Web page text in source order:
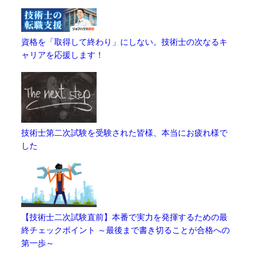
資格を「取得して終わり」にしない。技術士の次なるキ
ャリアを応援します！
技術士第二次試験を受験された皆様、本当にお疲れ様で
した
【技術士二次試験直前】本番で実力を発揮するための最
終チェックポイント ～最後まで書き切ることが合格への
第一歩～